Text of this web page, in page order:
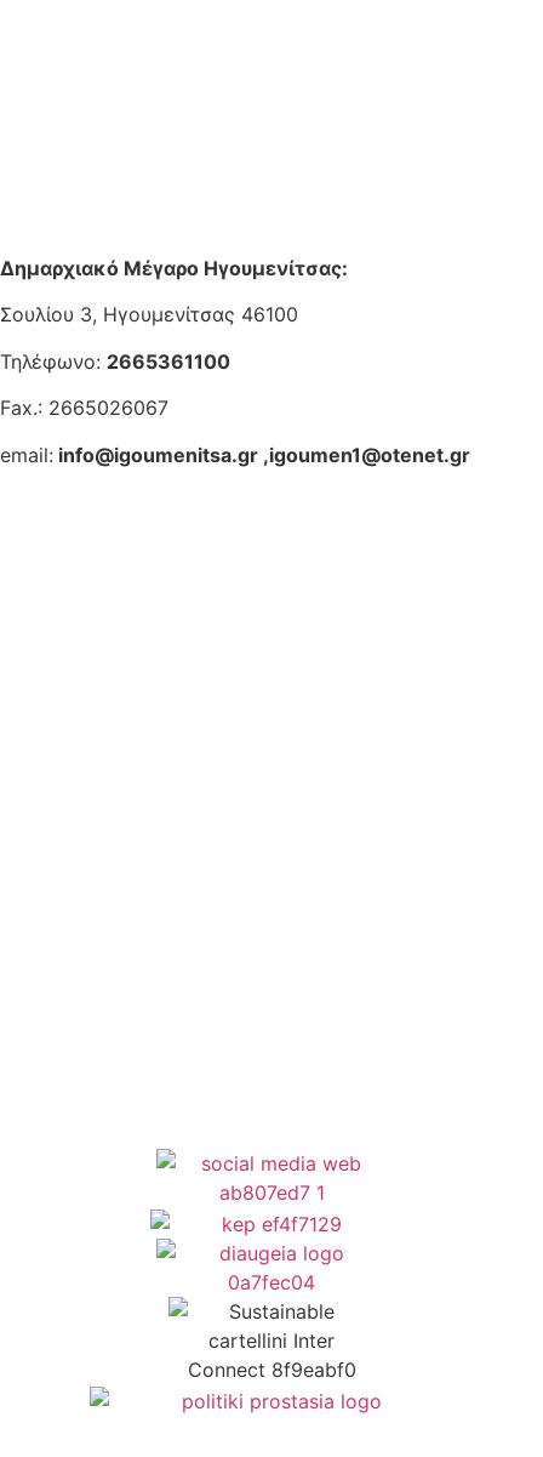
Δημαρχιακό Μέγαρο Ηγουμενίτσας:
Σουλίου 3, Ηγουμενίτσας 46100
Τηλέφωνο: 2665361100
Fax.: 2665026067
email: info@igoumenitsa.gr ,igoumen1@otenet.gr